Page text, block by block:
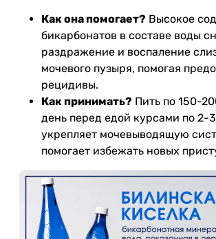
Как она помогает? Высокое
бикарбонатов в составе воды
раздражение и воспаление
мочевого пузыря, помогая
рецидивы.
Как принимать? Пить по 150-
день перед едой курсами по 2-
укрепляет мочевыводящую
помогает избежать новых